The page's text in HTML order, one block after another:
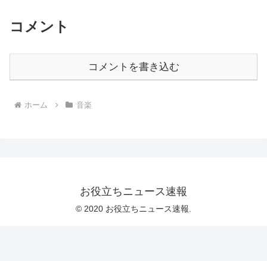
コメント
コメントを書き込む
ホーム 音楽
お役立ちニュース速報
© 2020 お役立ちニュース速報.